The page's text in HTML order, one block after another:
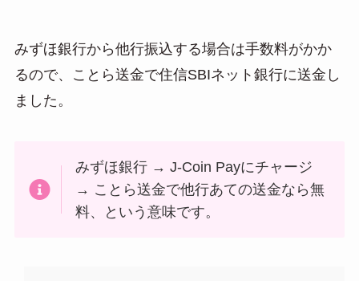
みずほ銀行から他行振込する場合は手数料がかか
るので、ことら送金で住信SBIネット銀行に送金し
ました。
みずほ銀行 → J-Coin Payにチャージ
→ ことら送金で他行あての送金なら無
料、という意味です。